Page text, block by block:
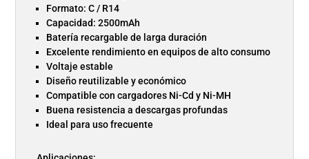
Formato: C / R14
Capacidad: 2500mAh
Batería recargable de larga duración
Excelente rendimiento en equipos de alto consumo
Voltaje estable
Diseño reutilizable y económico
Compatible con cargadores Ni-Cd y Ni-MH
Buena resistencia a descargas profundas
Ideal para uso frecuente